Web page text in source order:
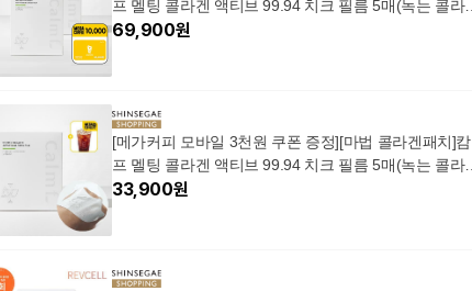
프 멜팅 콜라겐 액티브 99.94 치크 필름 5매(녹는 콜라
겐)
69,900원
[메가커피 모바일 3천원 쿠폰 증정][마법 콜라겐패치]캄
프 멜팅 콜라겐 액티브 99.94 치크 필름 5매(녹는 콜라
겐)
33,900원